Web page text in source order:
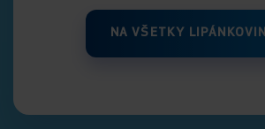
NA VŠETKY